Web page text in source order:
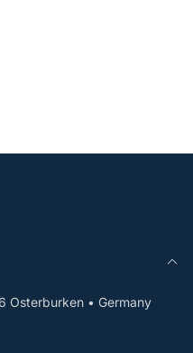
Osterburken • Germany